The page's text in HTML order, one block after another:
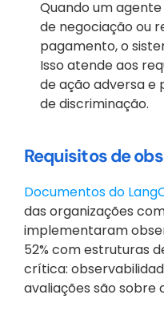
Quando um
de negociação ou
pagamento, o
Isso atende aos
de ação adversa
de discriminação.
Requisitos de
Documentos do
das organizações
implementaram
52% com estruturas
crítica:
avaliações são sobre